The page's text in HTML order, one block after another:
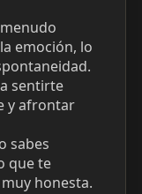
emoción, lo
sentirte
y afrontar
sabes
que te
honesta.